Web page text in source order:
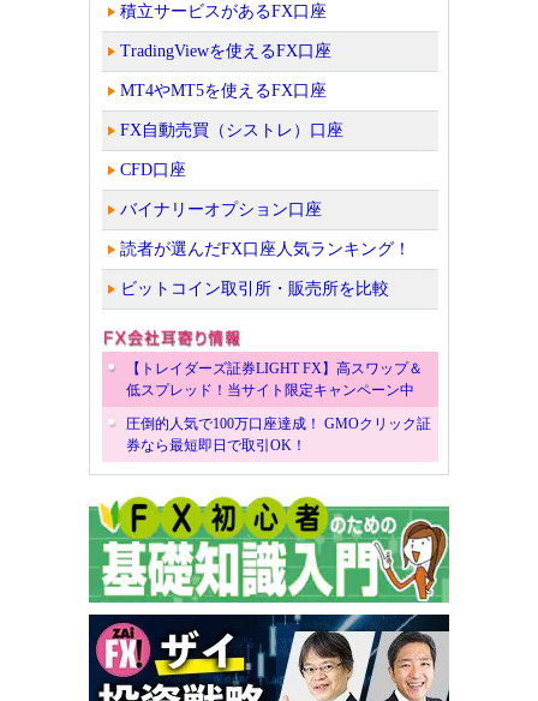
積立サービスがあるFX口座
TradingViewを使えるFX口座
MT4やMT5を使えるFX口座
FX自動売買（シストレ）口座
CFD口座
バイナリーオプション口座
読者が選んだFX口座人気ランキング！
ビットコイン取引所・販売所を比較
【トレイダーズ証券LIGHT FX】高スワップ＆
低スプレッド！当サイト限定キャンペーン中
圧倒的人気で100万口座達成！ GMOクリック証
券なら最短即日で取引OK！